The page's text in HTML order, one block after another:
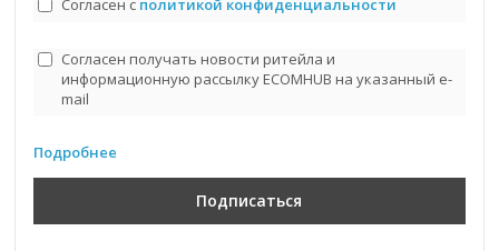
Согласен с политикой конфиденциальности
Согласен получать новости ритейла и
информационную рассылку ECOMHUB на указанный e-
mail
Подробнее